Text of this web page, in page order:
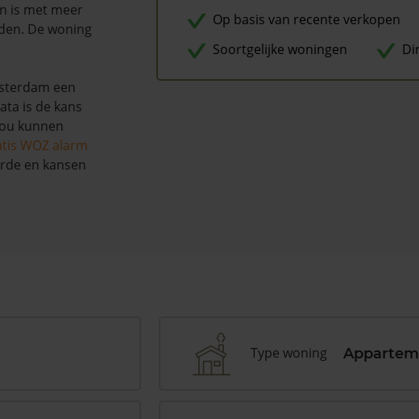
is met meer
De woning
een
is de kans
kunnen
WOZ alarm
en kansen
Op basis van recente verkopen
Soortgelijke woningen
Type woning